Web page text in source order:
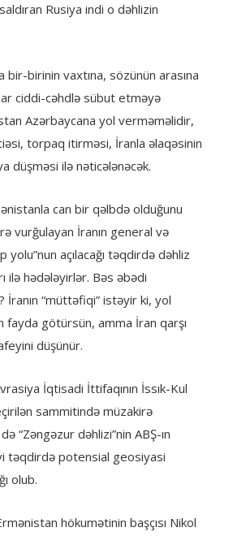
Rusiya indi o dəhlizin
bir-birinin vaxtına, sözünün arasına
ciddi-cəhdlə sübut etməyə
Azərbaycana yol verməməlidir,
torpaq itirməsi, İranla əlaqəsinin
düşməsi ilə nəticələnəcək.
can bir qəlbdə olduğunu
vurğulayan İranın general və
yolu”nun açılacağı təqdirdə dəhliz
ilə hədələyirlər. Bəs əbədi
“müttəfiqi” istəyir ki, yol
fayda götürsün, amma İran qarşı
düşünür.
İqtisadi İttifaqının İssık-Kul
sammitində müzakirə
“Zəngəzur dəhlizi”nin ABŞ-ın
təqdirdə potensial geosiyasi
olub.
hökumətinin başçısı Nikol